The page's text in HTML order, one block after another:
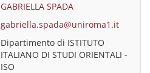
GABRIELLA SPADA
gabriella.spada@uniroma1.it
Dipartimento di ISTITUTO
ITALIANO DI STUDI ORIENTALI -
ISO